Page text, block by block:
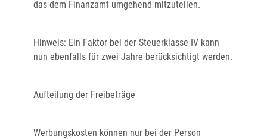
das dem Finanzamt umgehend mitzuteilen.
Hinweis: Ein Faktor bei der Steuerklasse IV kann
nun ebenfalls für zwei Jahre berücksichtigt werden.
Aufteilung der Freibeträge
Werbungskosten können nur bei der Person